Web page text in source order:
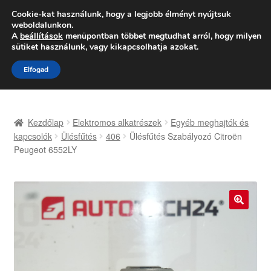
SZÁLLÍTÁS 2618 Ft-tól
Hétfő-Péntek 9:00–16:0006 80 088 054
Ugrás
a
navigációhoz
Kilépés
a
tartalomba
Adatvédelmi irányelvek
Kapcsolatba lépni
Kezdőlap Elektromos alkatrészek
Egyéb meghajtók és
kapcsolók
Ülésfűtés 406
Ülésfűtés Szabályozó Citroën
Peugeot 6552LY
Cookie-kat használunk, hogy a legjobb élményt nyújtsuk
weboldalunkon.
A beállítások menüpontban többet megtudhat arról, hogy milyen
sütiket használunk, vagy kikapcsolhatja azokat.
Elfogad